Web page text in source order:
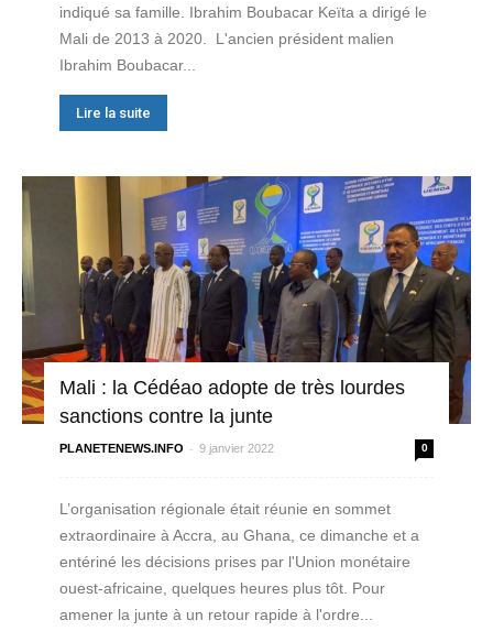
indiqué sa famille. Ibrahim Boubacar Keïta a dirigé le
Mali de 2013 à 2020. L'ancien président malien
Ibrahim Boubacar...
Lire la suite
Mali : la Cédéao adopte de très lourdes
sanctions contre la junte
PLANETENEWS.INFO - 9 janvier 2022 0
L’organisation régionale était réunie en sommet
extraordinaire à Accra, au Ghana, ce dimanche et a
entériné les décisions prises par l'Union monétaire
ouest-africaine, quelques heures plus tôt. Pour
amener la junte à un retour rapide à l'ordre...